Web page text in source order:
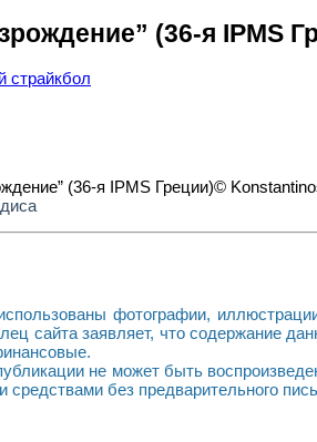
(36-я IPMS
страйкбол
фотографии,
сайта заявляет, что содержание
не может быть
без предварительного